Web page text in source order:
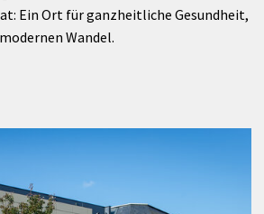
Ein Ort für ganzheitliche Gesundheit,
Wandel.